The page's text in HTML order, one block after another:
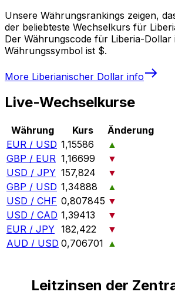
Unsere Währungsrankings zeigen,
der beliebteste Wechselkurs für
Der Währungscode für Liberia-Dollar
Währungssymbol ist $.
More Liberianischer Dollar info
Live-Wechselkurse
Währung Kurs
Änderung
EUR / USD 1,15586
▲
GBP / EUR 1,16699
▼
USD / JPY 157,824
▼
GBP / USD 1,34888
▲
USD / CHF 0,807845 ▼
USD / CAD 1,39413
▼
EUR / JPY 182,422
▼
AUD / USD 0,706701 ▲
Leitzinsen der